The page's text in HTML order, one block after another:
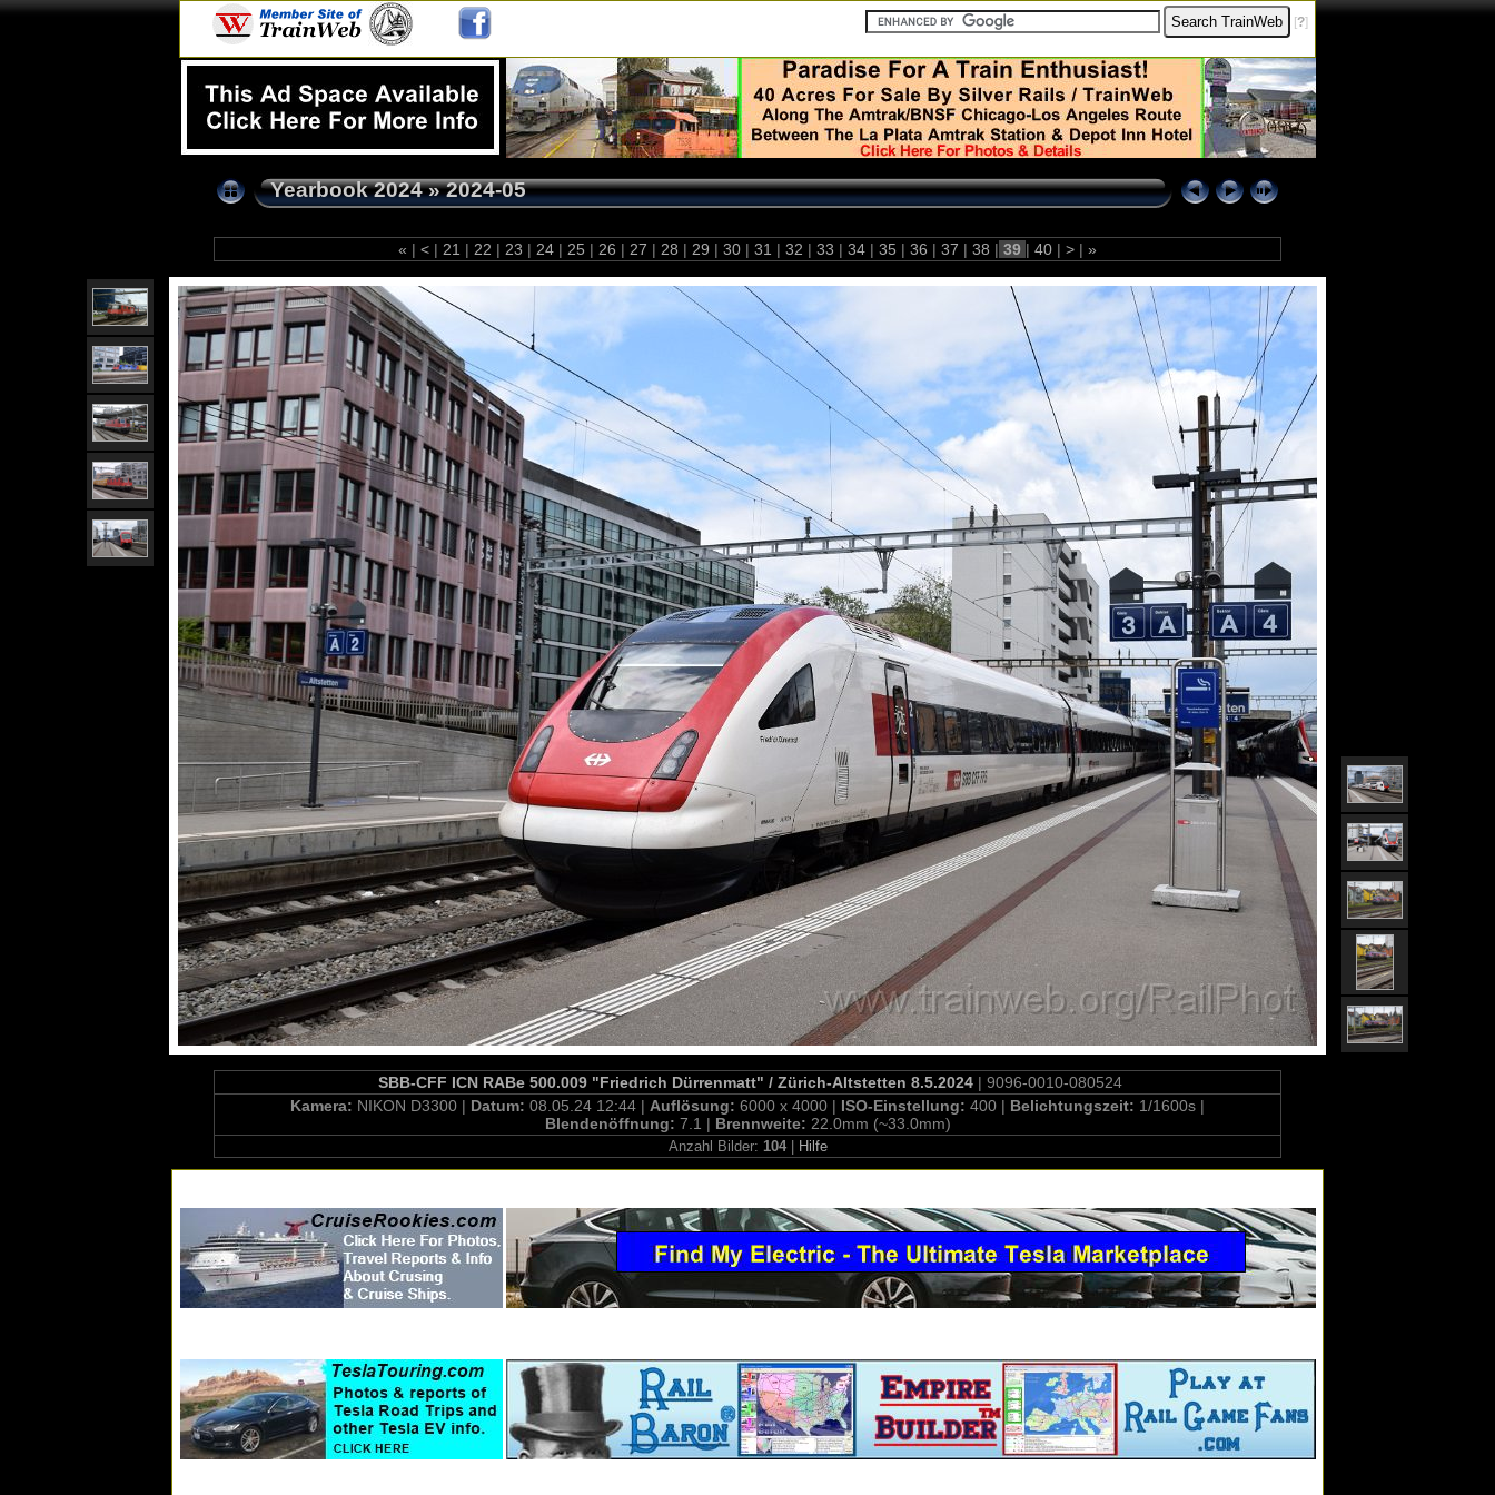
[?]
Yearbook 2024»2024-05
« | < | 21 | 22 | 23 | 24 | 25 | 26 | 27 | 28 | 29 | 30 | 31 | 32 | 33 | 34 | 35 | 36 | 37 | 38 | 39 | 40 | > | »
SBB-CFF ICN RABe 500.009 "Friedrich Dürrenmatt" / Zürich-Altstetten 8.5.2024| 9096-0010-080524
Kamera: NIKON D3300 | Datum: 08.05.24 12:44 | Auflösung: 6000 x 4000 | ISO-Einstellung: 400 | Belichtungszeit: 1/1600s |
Blendenöffnung: 7.1 | Brennweite: 22.0mm (~33.0mm)
Anzahl Bilder: 104| Hilfe